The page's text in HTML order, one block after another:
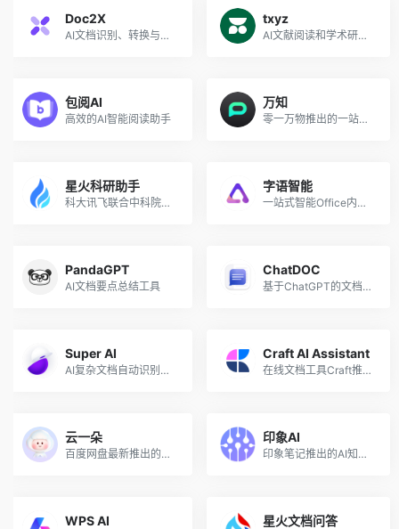
Doc2X
AI文档识别、转换与翻译工具
txyz
AI文献阅读和学术研究辅助平台
包阅AI
高效的AI智能阅读助手
万知
零一万物推出的一站式AI文档阅读和PPT创作工作台
星火科研助手
科大讯飞联合中科院推出的AI科研文献助手
字语智能
一站式智能Office内容创作平台
PandaGPT
AI文档要点总结工具
ChatDOC
基于ChatGPT的文档阅读、提取、总结、摘要的工具
Super AI
AI复杂文档自动识别处理转换
Craft AI Assistant
在线文档工具Craft推出的AI文档和创作助手
云一朵
百度网盘最新推出的智能助理
印象AI
印象笔记推出的AI知识和信息管理功能
WPS AI 星火文档问答